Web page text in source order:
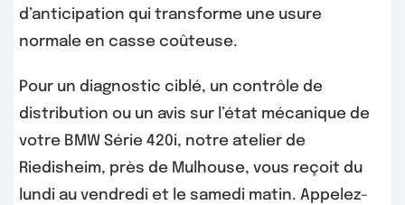
d’anticipation qui transforme une usure
normale en casse coûteuse.
Pour un diagnostic ciblé, un contrôle de
distribution ou un avis sur l’état mécanique de
votre BMW Série 420i, notre atelier de
Riedisheim, près de Mulhouse, vous reçoit du
lundi au vendredi et le samedi matin. Appelez-